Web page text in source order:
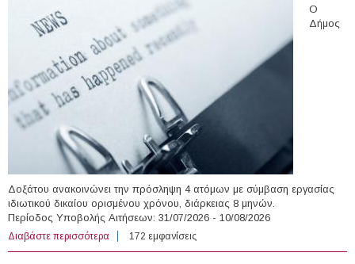
Ο
Δήμος
Δοξάτου ανακοινώνει την πρόσληψη 4 ατόμων με σύμβαση εργασίας
ιδιωτικού δικαίου ορισμένου χρόνου, διάρκειας 8 μηνών.
Περίοδος Υποβολής Αιτήσεων: 31/07/2026 - 10/08/2026
Διαβάστε περισσότερα για 4 άτομα με Σύμβαση Ορισμένου Χρόνου στο Δήμο
Δοξάτου
172 εμφανίσεις